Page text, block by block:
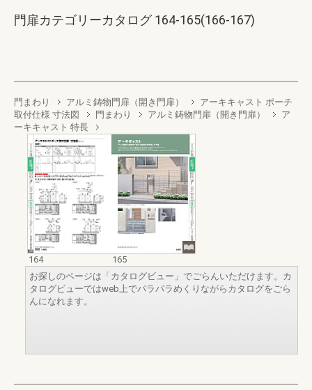
門扉カテゴリーカタログ 164-165(166-167)
門まわり アルミ鋳物門扉（開き門扉）
アーキキャスト ポーチ
取付仕様 寸法図
門まわり アルミ鋳物門扉（開き門扉）
ア
ーキキャスト 特長
164
165
お探しのページは「カタログビュー」でごらんいただけます。カ
タログビューではweb上でパラパラめくりながらカタログをごら
んになれます。